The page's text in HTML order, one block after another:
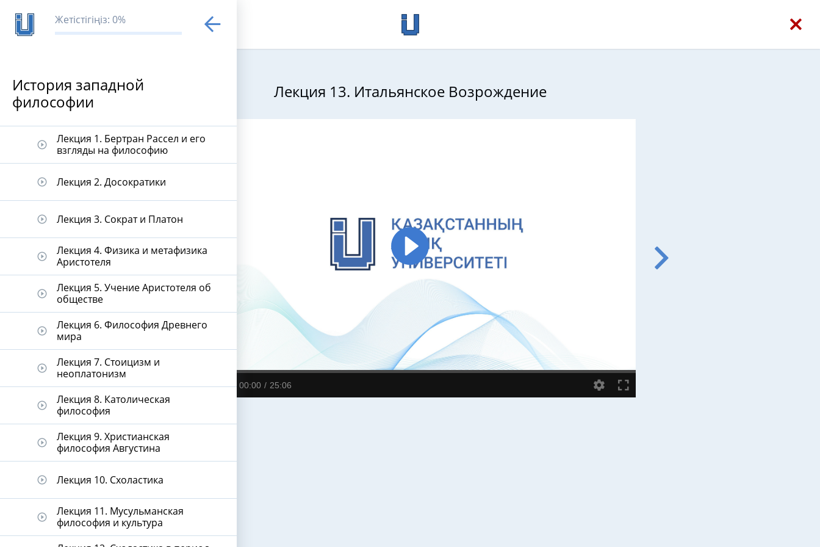
Жетістігіңіз: 0%
История западной
философии
play_circle_outline
Лекция 1. Бертран Рассел и его
взгляды на философию
play_circle_outline Лекция 2. Досократики
play_circle_outline Лекция 3. Сократ и Платон
play_circle_outline
Лекция 4. Физика и метафизика
Аристотеля
play_circle_outline
Лекция 5. Учение Аристотеля об
обществе
play_circle_outline
Лекция 6. Философия Древнего
мира
play_circle_outline
Лекция 7. Стоицизм и
неоплатонизм
play_circle_outline
Лекция 8. Католическая
философия
play_circle_outline
Лекция 9. Христианская
философия Августина
play_circle_outline Лекция 10. Схоластика
play_circle_outline
Лекция 11. Мусульманская
философия и культура
Лекция 13. Итальянское Возрождение
История западной философии
00:00 25:06